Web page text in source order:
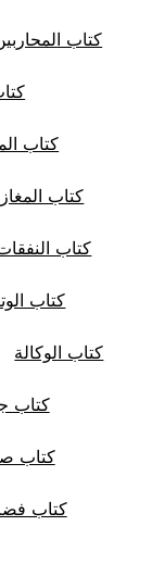
كتاب
كتاب
كتاب
كتاب
كتاب
كتاب الوكالة
كتاب
كتاب
كتاب